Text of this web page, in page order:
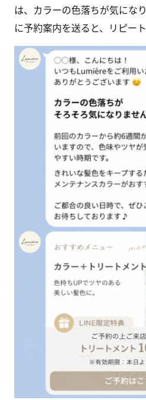
は、カラーの色落ちが気にな
に予約案内を送ると、リピー